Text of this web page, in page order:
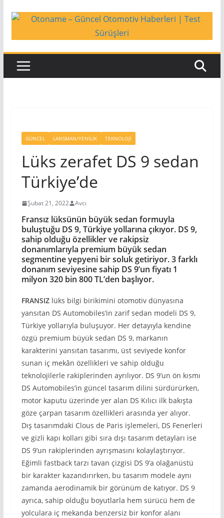
GÜNCEL LANSMAN/YENILIK TEKNOLOJI
Lüks zerafet DS 9 sedan
Türkiye’de
Şubat 21, 2022 Avcı
Fransız lüksünün büyük sedan formuyla
buluştuğu DS 9, Türkiye yollarına çıkıyor. DS 9,
sahip olduğu özellikler ve rakipsiz
donanımlarıyla premium büyük sedan
segmentine yepyeni bir soluk getiriyor. 3 farklı
donanım seviyesine sahip DS 9’un fiyatı 1
milyon 320 bin 800 TL’den başlıyor.
FRANSIZ lüks bilgi birikimini otomotiv dünyasına
yansıtan DS Automobiles’in zarif sedan modeli DS 9,
Türkiye yollarıyla buluşuyor. Her detayıyla kendine
özgü premium büyük sedan DS 9, markanın
karakterini yansıtan tasarımı, üst seviyede konfor
sunan iç mekân özellikleri ve sahip olduğu
teknolojilerle rakiplerinden ayrılıyor. DS 9’un ön kısmı
DS Automobiles’in güncel tasarım dilini sürdürürken,
motor kaputu üzerinde yer alan DS Kılıcı ilk bakışta
göze çarpan tasarım özellikleri arasında yer alıyor.
Dış tasarımdaki Clous de Paris işlemeleri, DS Fenerleri
ve gizli kapı kolları gibi sıra dışı tasarım detayları ise
DS 9’un rakiplerinden ayrışmasını kolaylaştırıyor.
Eğimli fastback tarzı tavan çizgisi DS 9’a olağanüstü
bir karakter kazandırırken, bu tasarım modele aynı
zamanda aerodinamik bir görünüm de katıyor. DS 9
ayrıca, sahip olduğu boyutlarla hem sürücü hem de
yolculara iç mekanda benzersiz bir konfor alanı